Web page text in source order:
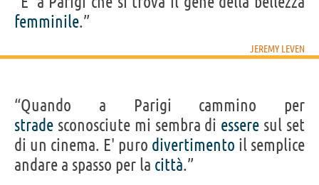
femminile.”
JEREMY LEVEN
“Quando a Parigi cammino per
strade sconosciute mi sembra di essere sul set
di un cinema. E' puro divertimento il semplice
andare a spasso per la città.”